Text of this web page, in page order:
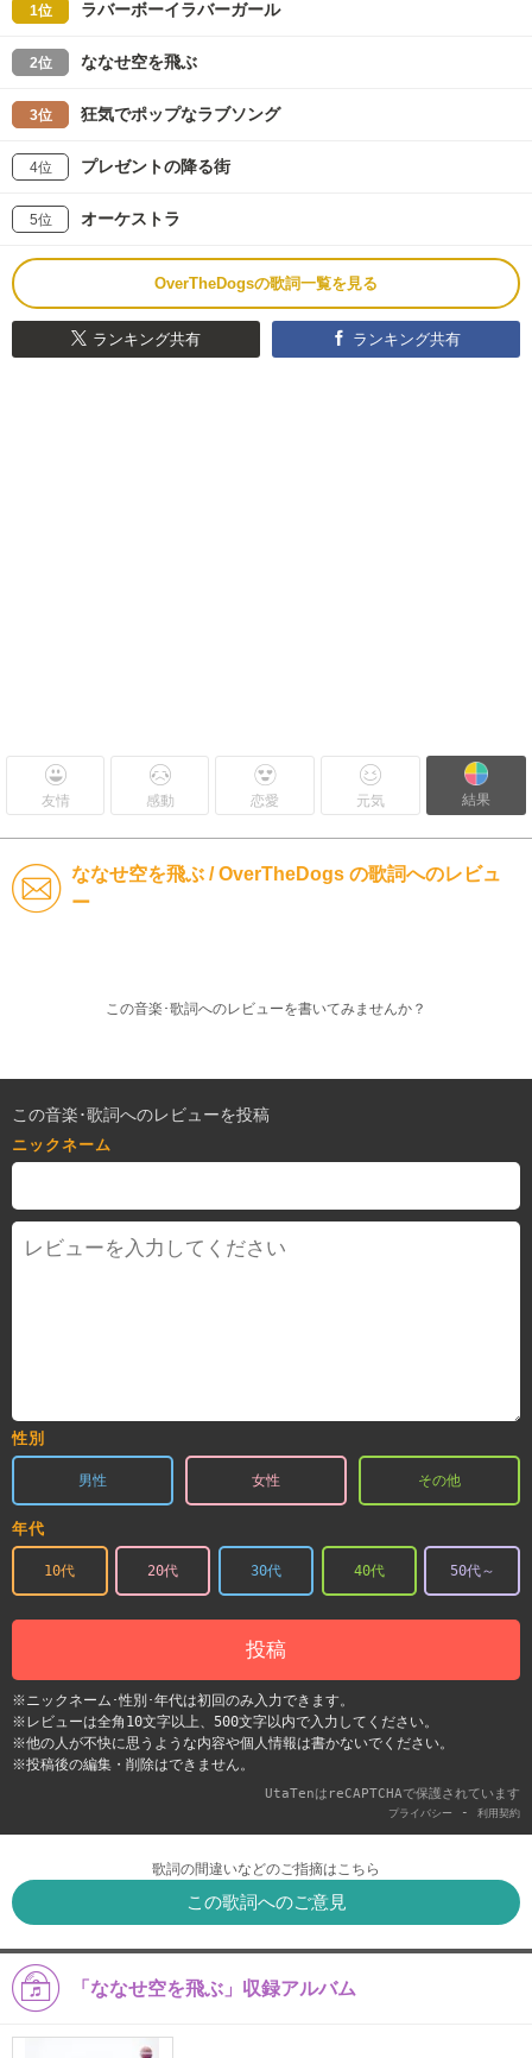
1位 ラバーボーイラバーガール
2位 ななせ空を飛ぶ
3位 狂気でポップなラブソング
4位 プレゼントの降る街
5位 オーケストラ
OverTheDogsの歌詞一覧を見る
ランキング共有 ランキング共有
友情 感動 恋愛 元気 結果
ななせ空を飛ぶ / OverTheDogs の歌詞へのレビュ
ー
この音楽･歌詞へのレビューを書いてみませんか？
この音楽･歌詞へのレビューを投稿
ニックネーム
性別
男性 女性 その他
年代
10代 20代 30代 40代 50代～
投稿
※ニックネーム･性別･年代は初回のみ入力できます。
※レビューは全角10文字以上、500文字以内で入力してください。
※他の人が不快に思うような内容や個人情報は書かないでください。
※投稿後の編集・削除はできません。
UtaTenはreCAPTCHAで保護されています
プライバシー - 利用契約
歌詞の間違いなどのご指摘はこちら
この歌詞へのご意見
「ななせ空を飛ぶ」収録アルバム